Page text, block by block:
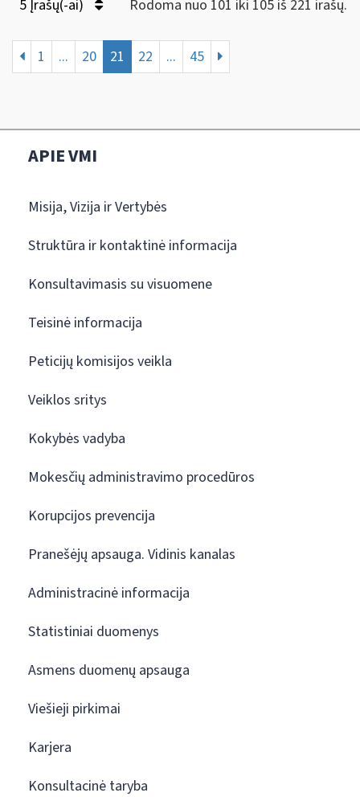
5 Įrašų(-ai) Rodoma nuo 101 iki 105 iš 221 irašų.
1 ... 20 21 22 ... 45
APIE VMI
Misija, Vizija ir Vertybės
Struktūra ir kontaktinė informacija
Konsultavimasis su visuomene
Teisinė informacija
Peticijų komisijos veikla
Veiklos sritys
Kokybės vadyba
Mokesčių administravimo procedūros
Korupcijos prevencija
Pranešėjų apsauga. Vidinis kanalas
Administracinė informacija
Statistiniai duomenys
Asmens duomenų apsauga
Viešieji pirkimai
Karjera
Konsultacinė taryba